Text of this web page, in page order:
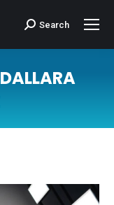
Cerca:Search
DALLARA